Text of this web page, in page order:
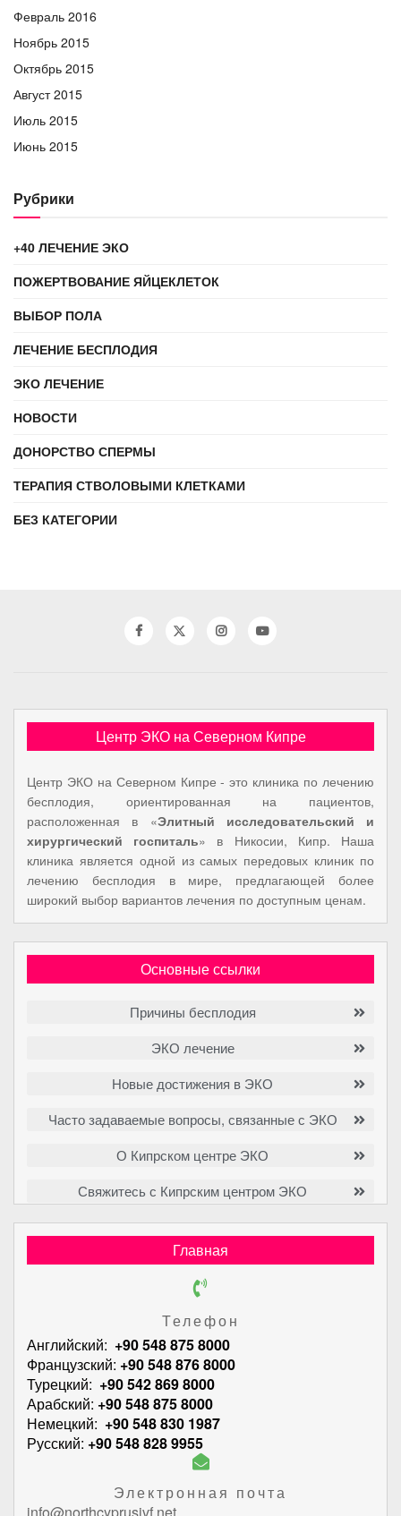
Февраль 2016
Ноябрь 2015
Октябрь 2015
Август 2015
Июль 2015
Июнь 2015
Рубрики
+40 ЛЕЧЕНИЕ ЭКО
ПОЖЕРТВОВАНИЕ ЯЙЦЕКЛЕТОК
ВЫБОР ПОЛА
ЛЕЧЕНИЕ БЕСПЛОДИЯ
ЭКО ЛЕЧЕНИЕ
НОВОСТИ
ДОНОРСТВО СПЕРМЫ
ТЕРАПИЯ СТВОЛОВЫМИ КЛЕТКАМИ
БЕЗ КАТЕГОРИИ
Центр ЭКО на Северном Кипре
Центр ЭКО на Северном Кипре - это клиника по лечению
бесплодия, ориентированная на пациентов,
расположенная в «Элитный исследовательский и
хирургический госпиталь» в Никосии, Кипр. Наша
клиника является одной из самых передовых клиник по
лечению бесплодия в мире, предлагающей более
широкий выбор вариантов лечения по доступным ценам.
Основные ссылки
Причины бесплодия
ЭКО лечение
Новые достижения в ЭКО
Часто задаваемые вопросы, связанные с ЭКО
О Кипрском центре ЭКО
Свяжитесь с Кипрским центром ЭКО
Главная
Телефон
Английский: +90 548 875 8000
Французский: +90 548 876 8000
Турецкий: +90 542 869 8000
Арабский: +90 548 875 8000
Немецкий: +90 548 830 1987
Русский: +90 548 828 9955
Электронная почта